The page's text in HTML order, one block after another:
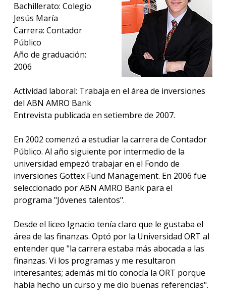
los
Blog
Bachillerato: Colegio
Jesús María
Carrera: Contador
Público
Año de graduación:
2006
Actividad laboral: Trabaja en el área de inversiones
del ABN AMRO Bank
Entrevista publicada en setiembre de 2007.
En 2002 comenzó a estudiar la carrera de Contador
Público. Al año siguiente por intermedio de la
universidad empezó trabajar en el Fondo de
inversiones Gottex Fund Management. En 2006 fue
seleccionado por ABN AMRO Bank para el
programa "Jóvenes talentos".
Desde el liceo Ignacio tenía claro que le gustaba el
área de las finanzas. Optó por la Universidad ORT al
entender que "la carrera estaba más abocada a las
finanzas. Vi los programas y me resultaron
interesantes; además mi tío conocía la ORT porque
había hecho un curso y me dio buenas referencias".